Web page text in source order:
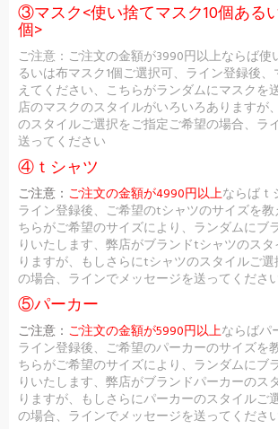
③マスク<使い捨てマスク10個ある
個>
ご注意：ご注文の金額が3990円以上ならば使
るいは布マスク1個ご選択可、ライン登録後
えてください、こちらがランダムにマスクを
店のマスクのスタイルがいろいろありますが
のスタイルご選択をご指定ご希望の場合、ラ
送ってください
④ｔシャツ
ご注意： ご注文の金額が4990円以上ならばｔ
ライン登録後、ご希望のtシャツのサイズを教
ちらがご希望のサイズにより、ランダムにブ
りいたします、弊店がブランドtシャツのス
りますが、もしさらにtシャツのスタイルご
の場合、ラインでメッセージを送ってくださ
⑤パーカー
ご注意： ご注文の金額が5990円以上ならばパ
ライン登録後、ご希望のパーカーのサイズを
ちらがご希望のサイズにより、ランダムにブ
りいたします、弊店がブランドパーカーのス
りますが、もしさらにパーカーのスタイルご
の場合、ラインでメッセージを送ってくださ